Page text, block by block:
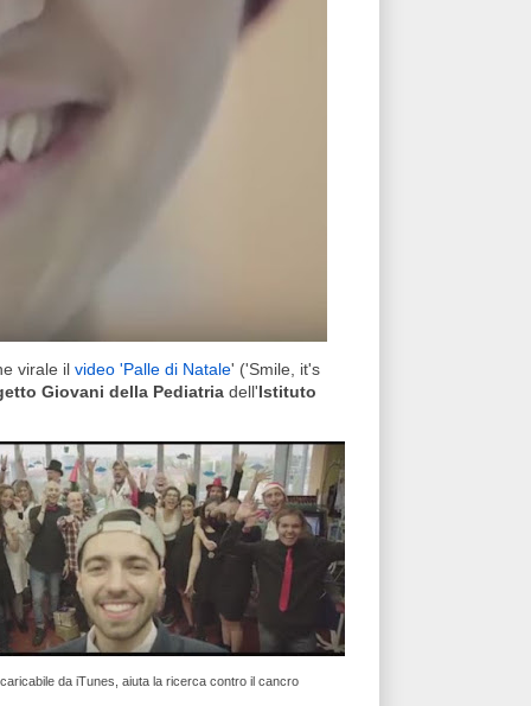
virale il video 'Palle di Natale' ('Smile, it's
Giovani della Pediatria dell'Istituto
da iTunes, aiuta la ricerca contro il cancro